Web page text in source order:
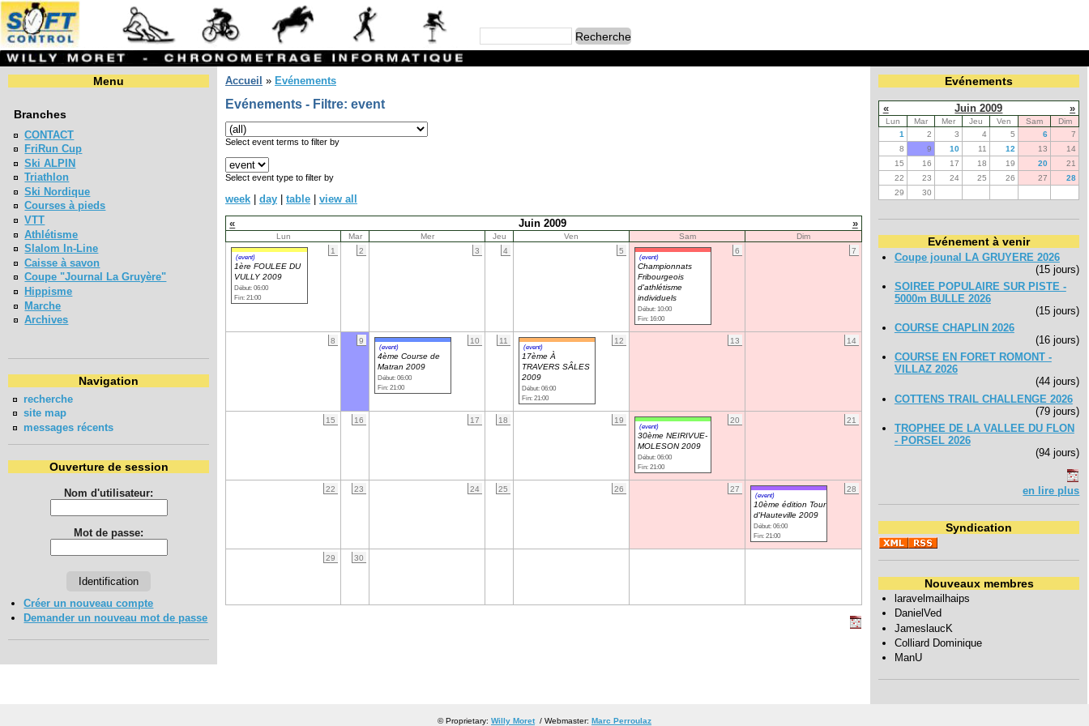
Menu
Branches
CONTACT
FriRun Cup
Ski ALPIN
Triathlon
Ski Nordique
Courses à pieds
VTT
Athlétisme
Slalom In-Line
Caisse à savon
Coupe "Journal La Gruyère"
Hippisme
Marche
Archives
Navigation
recherche
site map
messages récents
Ouverture de session
Nom d'utilisateur:
Mot de passe:
Créer un nouveau compte
Demander un nouveau mot de passe
Accueil » Evénements
Evénements - Filtre: event
Select event terms to filter by
Select event type to filter by
week day table
view all
«
Juin 2009 »
Lun Mar Mer Jeu Ven Sam
Dim
1
(event)
1ère FOULEE DU
VULLY 2009
Début: 06:00
Fin: 21:00
2 3 4 5 6
(event)
Championnats
Fribourgeois
d'athlétisme
individuels
Début: 10:00
Fin: 16:00
7
8 9 10
(event)
4ème Course de
Matran 2009
Début: 06:00
Fin: 21:00
11 12
(event)
17ème À
TRAVERS SÂLES
2009
Début: 06:00
Fin: 21:00
13 14
15 16 17 18 19 20
(event)
30ème NEIRIVUE-
MOLESON 2009
Début: 06:00
Fin: 21:00
21
22 23 24 25 26 27 28
(event)
10ème édition Tour
d'Hauteville 2009
Début: 06:00
Fin: 21:00
29 30
Evénements
« Juin 2009 »
Lun Mar Mer Jeu Ven Sam
Dim
1
2 3 4 5 6
7
8
9 10 11 12 13
14
15
16 17 18 19 20
21
22
23 24 25 26 27
28
29
30
Evénement à venir
Coupe jounal LA GRUYERE 2026
(15 jours)
SOIREE POPULAIRE SUR PISTE -
5000m BULLE 2026
(15 jours)
COURSE CHAPLIN 2026
(16 jours)
COURSE EN FORET ROMONT -
VILLAZ 2026
(44 jours)
COTTENS TRAIL CHALLENGE 2026
(79 jours)
TROPHEE DE LA VALLEE DU FLON
- PORSEL 2026
(94 jours)
en lire plus
Syndication
Nouveaux membres
laravelmailhaips
DanielVed
JameslaucK
Colliard Dominique
ManU
© Proprietary: Willy Moret/ Webmaster: Marc Perroulaz